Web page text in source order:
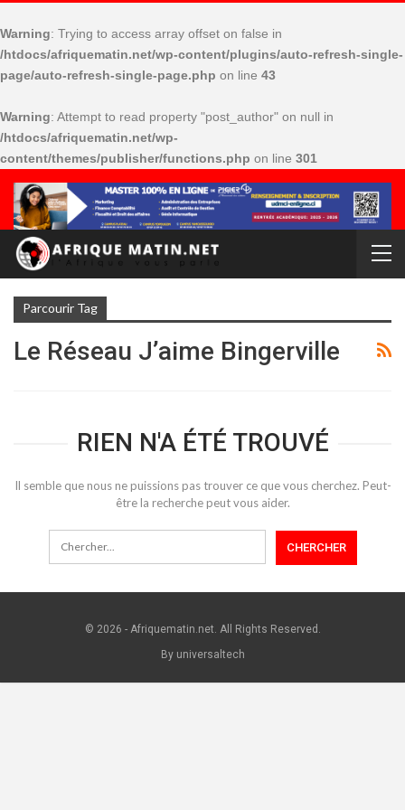
Warning: Trying to access array offset on false in
/htdocs/afriquematin.net/wp-content/plugins/auto-refresh-single-
page/auto-refresh-single-page.php on line 43
Warning: Attempt to read property "post_author" on null in
/htdocs/afriquematin.net/wp-
content/themes/publisher/functions.php on line 301
Parcourir Tag
Le Réseau J’aime Bingerville
RIEN N'A ÉTÉ TROUVÉ
Il semble que nous ne puissions pas trouver ce que vous cherchez. Peut-
être la recherche peut vous aider.
© 2026 - Afriquematin.net. All Rights Reserved.
By universaltech